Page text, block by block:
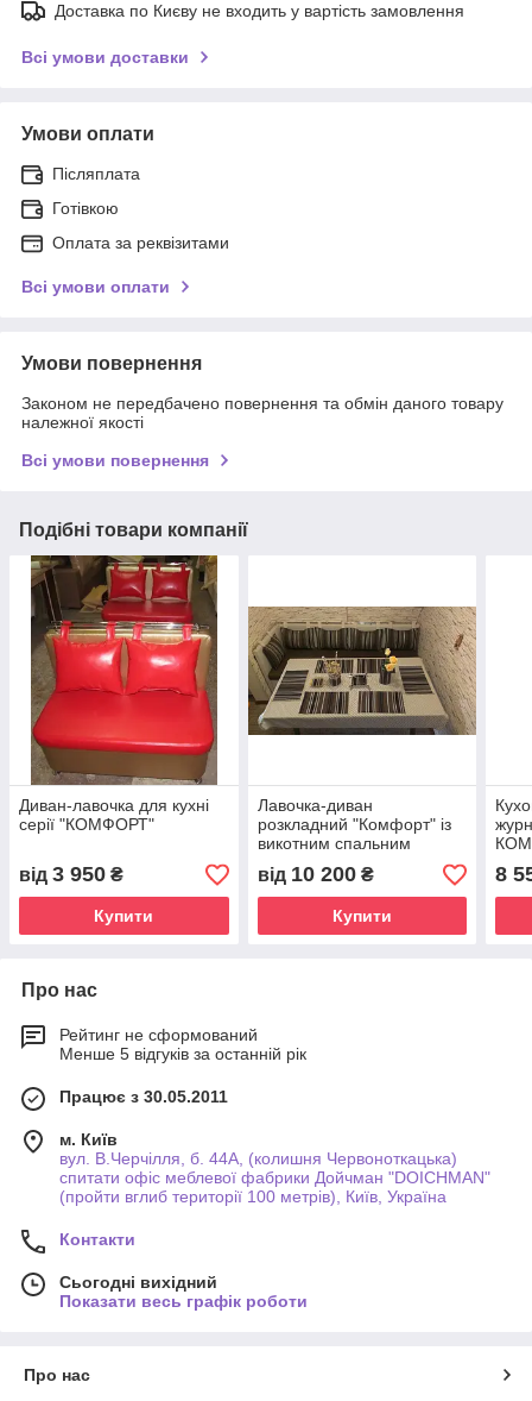
Доставка по Києву не входить у вартість замовлення
Всі умови доставки
Умови оплати
Післяплата
Готівкою
Оплата за реквізитами
Всі умови оплати
Умови повернення
Законом не передбачено повернення та обмін даного товару
належної якості
Всі умови повернення
Подібні товари компанії
Диван-лавочка для кухні
серії "КОМФОРТ"
від 3 950 ₴
Купити
Лавочка-диван
розкладний "Комфорт" із
викотним спальним
від 10 200₴
Купити
8
Про нас
Рейтинг не сформований
Менше 5 відгуків за останній рік
Працює з 30.05.2011
м. Київ
вул. В.Черчілля, б. 44А, (колишня Червоноткацька)
спитати офіс меблевої фабрики Дойчман "DOICHMAN"
(пройти вглиб території 100 метрів), Київ, Україна
Контакти
Сьогодні вихідний
Показати весь графік роботи
Про нас